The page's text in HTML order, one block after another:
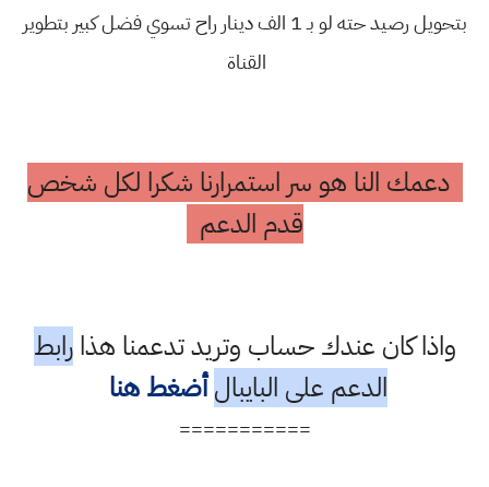
بتحويل رصيد حته لو بـ 1 الف دينار راح تسوي فضل كبير بتطوير
القناة
دعمك النا هو سر استمرارنا شكرا لكل شخص
قدم الدعم
واذا كان عندك حساب وتريد تدعمنا هذارابط
الدعم على البايبال أضغط هنا
===========